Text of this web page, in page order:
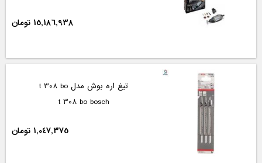
15,186,938 تومان
تیغ اره بوش مدل t 308 bo
t 308 bo bosch
1,047,375 تومان